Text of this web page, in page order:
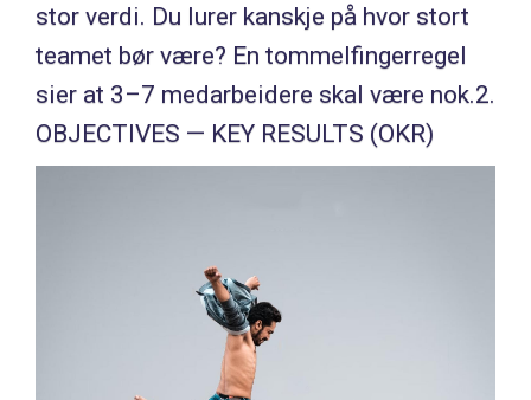
stor verdi. Du lurer kanskje på hvor stort
teamet bør være? En tommelfingerregel
sier at 3–7 medarbeidere skal være nok.2.
OBJECTIVES — KEY RESULTS (OKR)